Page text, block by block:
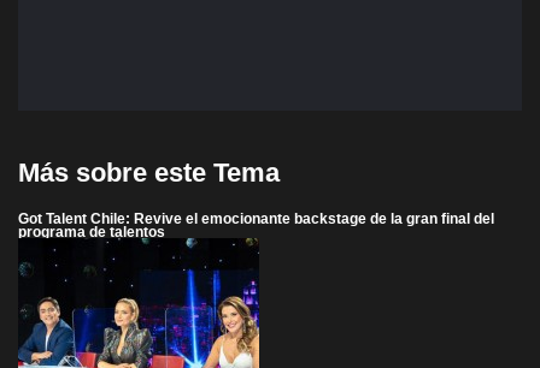
Más sobre este Tema
Got Talent Chile: Revive el emocionante backstage de la gran final del
programa de talentos